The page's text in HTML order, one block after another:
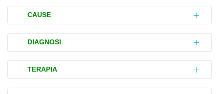
L'acromegalia è caratterizzata da lente e
progressive alterazioni fisiche, associate a
complicazioni sul piano scheletrico,
respiratorio, cardiovascolare e metabolico.
sono:
CAUSE
La secrezione eccessiva dell'
crescita(in ingleseGrowth Hormone, GH) è
generalmente determinata da un adenoma
ipofisario attivo, ossia un tumore benigno
DIAGNOSI
Quando il medico sospetta la presenza di
acromegalia, in una prima fase prescrive
TERAPIA